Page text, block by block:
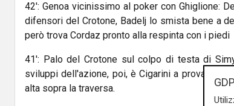
42': Genoa vicinissimo al poker con Ghiglione:
difensori del Crotone, Badelj lo smista bene a
però trova Cordaz pronto alla respinta con i piedi
41': Palo del Crotone sul colpo di testa di
sviluppi dell'azione, poi, è Cigarini a provare il
alta sopra la traversa.